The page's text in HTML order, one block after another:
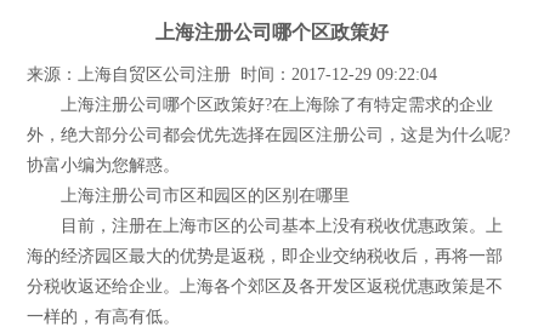
上海注册公司哪个区政策好
来源：上海自贸区公司注册 时间：2017-12-29 09:22:04
上海注册公司哪个区政策好?在上海除了有特定需求的企业
外，绝大部分公司都会优先选择在园区注册公司，这是为什么呢?
协富小编为您解惑。
上海注册公司市区和园区的区别在哪里
目前，注册在上海市区的公司基本上没有税收优惠政策。上
海的经济园区最大的优势是返税，即企业交纳税收后，再将一部
分税收返还给企业。上海各个郊区及各开发区返税优惠政策是不
一样的，有高有低。